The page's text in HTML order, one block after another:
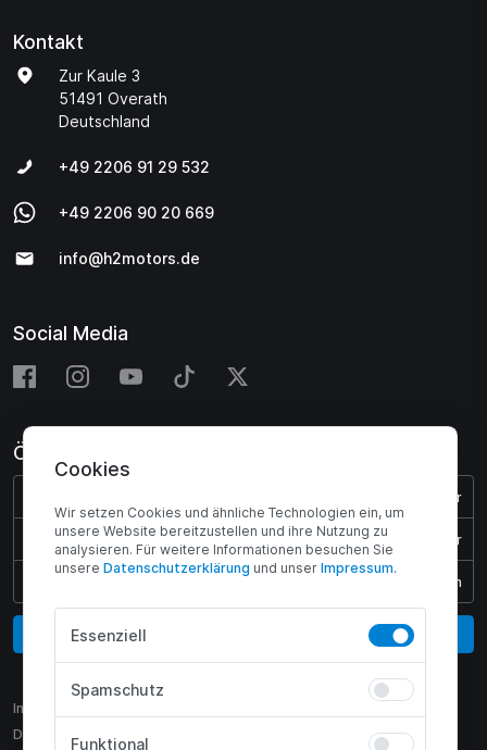
Kontakt
Zur Kaule 3
51491 Overath
Deutschland
+49 2206 91 29 532
+49 2206 90 20 669
info@h2motors.de
Social Media
Öffnungszeiten
08:00 - 17:00 Uhr
Freitag: 08:00 - 15:45 Uhr
Geschlossen
Impressum
Datenschutz
Cookies
Wir setzen Cookies und ähnliche Technologien ein, um
unsere Website bereitzustellen und ihre Nutzung zu
analysieren. Für weitere Informationen besuchen Sie
unsere Daten­schutz­erklärung und unser Impressum.
Essenziell
Spamschutz
Funktional